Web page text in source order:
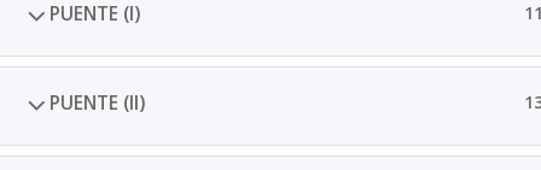
PUENTE (I) 11
PUENTE (II)